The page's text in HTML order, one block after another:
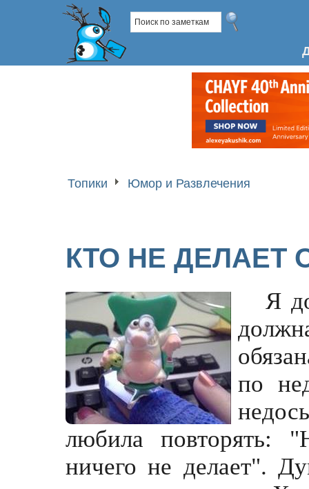
Топики Юмор и Развлечения
КТО НЕ ДЕЛАЕТ
Я
по
любила повторять:
ничего не делает".